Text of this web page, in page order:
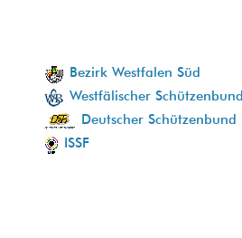
Bezirk Westfalen Süd
Westfälischer Schützenbund
Deutscher Schützenbund
ISSF